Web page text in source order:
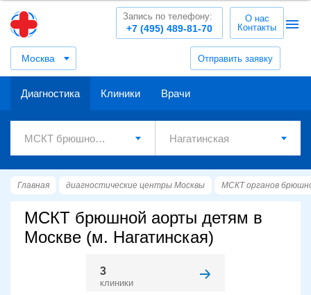
Москва Отправить заявку
+7 (495) 489-81-70
Запись по телефону:
О нас
Контакты
Диагностика Клиники Врачи
Главная диагностические центры Москвы МСКТ органов
МСКТ брюшной аорты детям в
Москве (м. Нагатинская)
3
клиники